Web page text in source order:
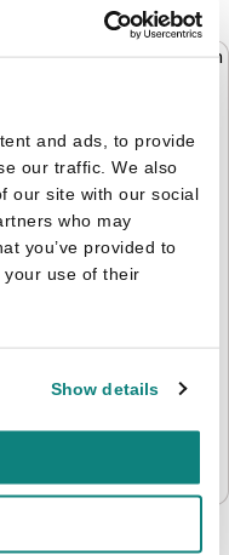
and ads, to provide
our traffic. We also
our site with our social
who may
you’ve provided to
your use of their
Show details
kleuren 3+
4,99 €3,99